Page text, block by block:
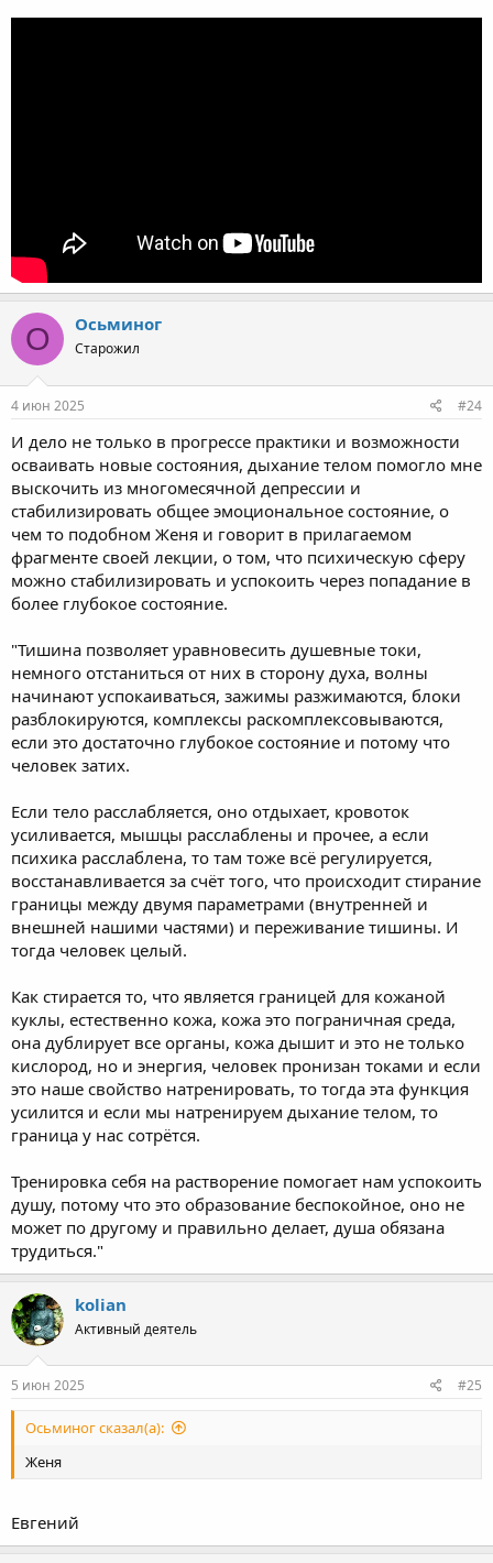
О Осьминог
Старожил
4 июн 2025 #24
И дело не только в прогрессе практики и возможности
осваивать новые состояния, дыхание телом помогло мне
выскочить из многомесячной депрессии и
стабилизировать общее эмоциональное состояние, о
чем то подобном Женя и говорит в прилагаемом
фрагменте своей лекции, о том, что психическую сферу
можно стабилизировать и успокоить через попадание в
более глубокое состояние.
"Тишина позволяет уравновесить душевные токи,
немного отстаниться от них в сторону духа, волны
начинают успокаиваться, зажимы разжимаются, блоки
разблокируются, комплексы раскомплексовываются,
если это достаточно глубокое состояние и потому что
человек затих.
Если тело расслабляется, оно отдыхает, кровоток
усиливается, мышцы расслаблены и прочее, а если
психика расслаблена, то там тоже всё регулируется,
восстанавливается за счёт того, что происходит стирание
границы между двумя параметрами (внутренней и
внешней нашими частями) и переживание тишины. И
тогда человек целый.
Как стирается то, что является границей для кожаной
куклы, естественно кожа, кожа это пограничная среда,
она дублирует все органы, кожа дышит и это не только
кислород, но и энергия, человек пронизан токами и если
это наше свойство натренировать, то тогда эта функция
усилится и если мы натренируем дыхание телом, то
граница у нас сотрётся.
Тренировка себя на растворение помогает нам успокоить
душу, потому что это образование беспокойное, оно не
может по другому и правильно делает, душа обязана
трудиться."
kolian
Активный деятель
5 июн 2025 #25
Осьминог сказал(а):
Женя
Евгений